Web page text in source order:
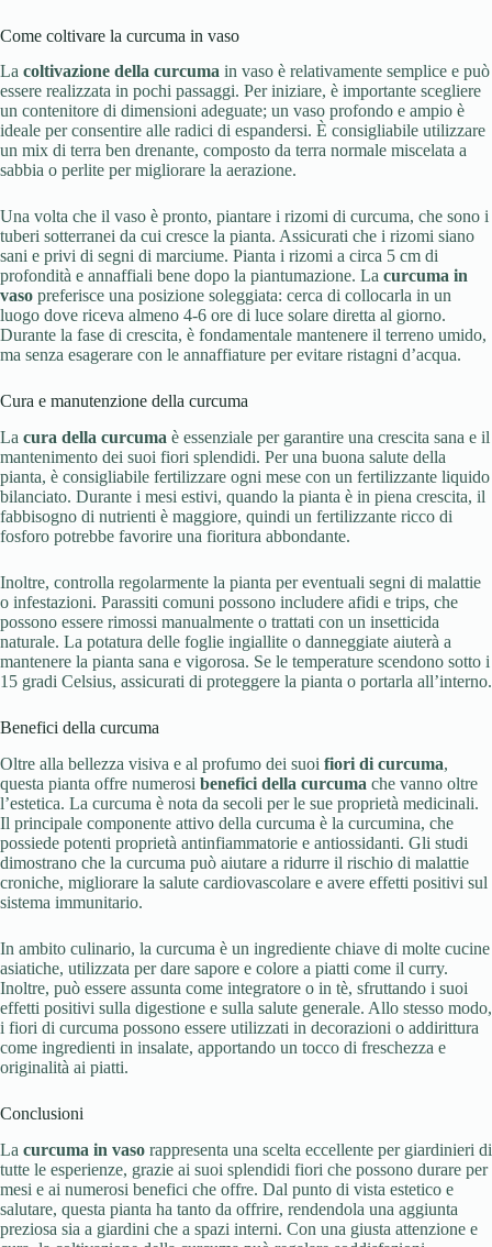
Come coltivare la curcuma in vaso
La coltivazione della curcuma in vaso è relativamente semplice e può
essere realizzata in pochi passaggi. Per iniziare, è importante scegliere
un contenitore di dimensioni adeguate; un vaso profondo e ampio è
ideale per consentire alle radici di espandersi. È consigliabile utilizzare
un mix di terra ben drenante, composto da terra normale miscelata a
sabbia o perlite per migliorare la aerazione.
Una volta che il vaso è pronto, piantare i rizomi di curcuma, che sono i
tuberi sotterranei da cui cresce la pianta. Assicurati che i rizomi siano
sani e privi di segni di marciume. Pianta i rizomi a circa 5 cm di
profondità e annaffiali bene dopo la piantumazione. La curcuma in
vaso preferisce una posizione soleggiata: cerca di collocarla in un
luogo dove riceva almeno 4-6 ore di luce solare diretta al giorno.
Durante la fase di crescita, è fondamentale mantenere il terreno umido,
ma senza esagerare con le annaffiature per evitare ristagni d’acqua.
Cura e manutenzione della curcuma
La cura della curcuma è essenziale per garantire una crescita sana e il
mantenimento dei suoi fiori splendidi. Per una buona salute della
pianta, è consigliabile fertilizzare ogni mese con un fertilizzante liquido
bilanciato. Durante i mesi estivi, quando la pianta è in piena crescita, il
fabbisogno di nutrienti è maggiore, quindi un fertilizzante ricco di
fosforo potrebbe favorire una fioritura abbondante.
Inoltre, controlla regolarmente la pianta per eventuali segni di malattie
o infestazioni. Parassiti comuni possono includere afidi e trips, che
possono essere rimossi manualmente o trattati con un insetticida
naturale. La potatura delle foglie ingiallite o danneggiate aiuterà a
mantenere la pianta sana e vigorosa. Se le temperature scendono sotto i
15 gradi Celsius, assicurati di proteggere la pianta o portarla all’interno.
Benefici della curcuma
Oltre alla bellezza visiva e al profumo dei suoi fiori di curcuma,
questa pianta offre numerosi benefici della curcuma che vanno oltre
l’estetica. La curcuma è nota da secoli per le sue proprietà medicinali.
Il principale componente attivo della curcuma è la curcumina, che
possiede potenti proprietà antinfiammatorie e antiossidanti. Gli studi
dimostrano che la curcuma può aiutare a ridurre il rischio di malattie
croniche, migliorare la salute cardiovascolare e avere effetti positivi sul
sistema immunitario.
In ambito culinario, la curcuma è un ingrediente chiave di molte cucine
asiatiche, utilizzata per dare sapore e colore a piatti come il curry.
Inoltre, può essere assunta come integratore o in tè, sfruttando i suoi
effetti positivi sulla digestione e sulla salute generale. Allo stesso modo,
i fiori di curcuma possono essere utilizzati in decorazioni o addirittura
come ingredienti in insalate, apportando un tocco di freschezza e
originalità ai piatti.
Conclusioni
La curcuma in vaso rappresenta una scelta eccellente per giardinieri di
tutte le esperienze, grazie ai suoi splendidi fiori che possono durare per
mesi e ai numerosi benefici che offre. Dal punto di vista estetico e
salutare, questa pianta ha tanto da offrire, rendendola una aggiunta
preziosa sia a giardini che a spazi interni. Con una giusta attenzione e